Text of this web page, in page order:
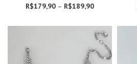
R$179,90 – R$189,90
R$179,90
através
R$189,90